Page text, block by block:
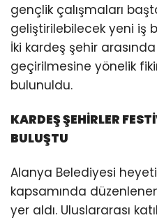
gençlik çalışmaları
geliştirilebilecek yeni iş
İki kardeş şehir
geçirilmesine yönelik
bulunuldu.
KARDEŞ ŞEHİRLER
BULUŞTU
Alanya Belediyesi
kapsamında
yer aldı. Uluslararası